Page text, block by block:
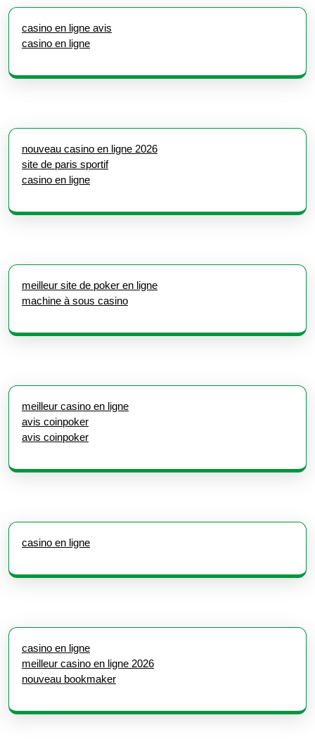
casino en ligne avis
casino en ligne
nouveau casino en ligne 2026
site de paris sportif
casino en ligne
meilleur site de poker en ligne
machine à sous casino
meilleur casino en ligne
avis coinpoker
avis coinpoker
casino en ligne
casino en ligne
meilleur casino en ligne 2026
nouveau bookmaker